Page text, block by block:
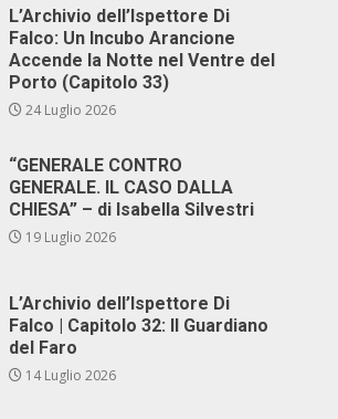
L’Archivio dell’Ispettore Di
Falco: Un Incubo Arancione
Accende la Notte nel Ventre del
Porto (Capitolo 33)
24 Luglio 2026
“GENERALE CONTRO
GENERALE. IL CASO DALLA
CHIESA” – di Isabella Silvestri
19 Luglio 2026
L’Archivio dell’Ispettore Di
Falco | Capitolo 32: Il Guardiano
del Faro
14 Luglio 2026